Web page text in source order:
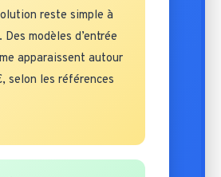
reste simple à
modèles d’entrée
apparaissent autour
selon les références